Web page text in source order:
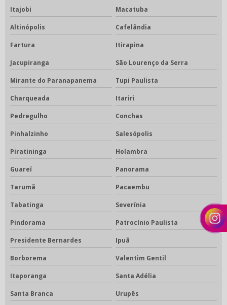
Itajobi Macatuba
Altinópolis Cafelândia
Fartura Itirapina
Jacupiranga São Lourenço da Serra
Mirante do Paranapanema Tupi Paulista
Charqueada Itariri
Pedregulho Conchas
Pinhalzinho Salesópolis
Piratininga Holambra
Guareí Panorama
Tarumã Pacaembu
Tabatinga Severínia
Pindorama Patrocínio Paulista
Presidente Bernardes Ipuã
Borborema Valentim Gentil
Itaporanga Santa Adélia
Santa Branca Urupês